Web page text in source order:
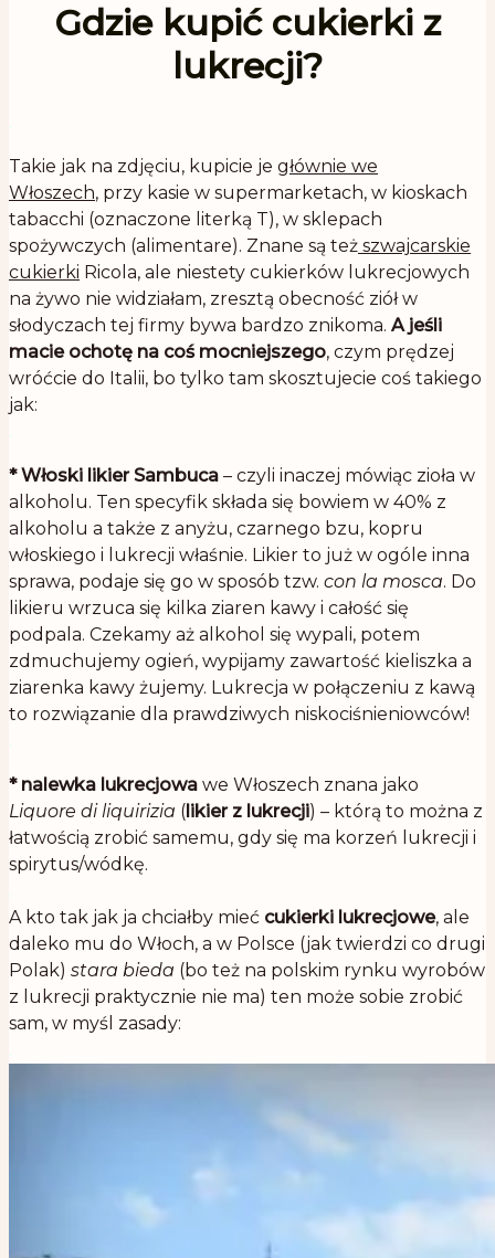
Gdzie kupić cukierki z
lukrecji?
.
Takie jak na zdjęciu, kupicie je głównie we
Włoszech, przy kasie w supermarketach, w kioskach
tabacchi (oznaczone literką T), w sklepach
spożywczych (alimentare). Znane są też szwajcarskie
cukierki Ricola, ale niestety cukierków lukrecjowych
na żywo nie widziałam, zresztą obecność ziół w
słodyczach tej firmy bywa bardzo znikoma. A jeśli
macie ochotę na coś mocniejszego, czym prędzej
wróćcie do Italii, bo tylko tam skosztujecie coś takiego
jak:
.
*Włoski likier Sambuca – czyli inaczej mówiąc zioła w
alkoholu. Ten specyfik składa się bowiem w 40% z
alkoholu a także z anyżu, czarnego bzu, kopru
włoskiego i lukrecji właśnie. Likier to już w ogóle inna
sprawa, podaje się go w sposób tzw. con la mosca. Do
likieru wrzuca się kilka ziaren kawy i całość się
podpala. Czekamy aż alkohol się wypali, potem
zdmuchujemy ogień, wypijamy zawartość kieliszka a
ziarenka kawy żujemy. Lukrecja w połączeniu z kawą
to rozwiązanie dla prawdziwych niskociśnieniowców!
.
* nalewka lukrecjowa we Włoszech znana jako
Liquore di liquirizia (likier z lukrecji) – którą to można z
łatwością zrobić samemu, gdy się ma korzeń lukrecji i
spirytus/wódkę.
.
A kto tak jak ja chciałby mieć cukierki lukrecjowe, ale
daleko mu do Włoch, a w Polsce (jak twierdzi co drugi
Polak) stara bieda (bo też na polskim rynku wyrobów
z lukrecji praktycznie nie ma) ten może sobie zrobić
sam, w myśl zasady:
.